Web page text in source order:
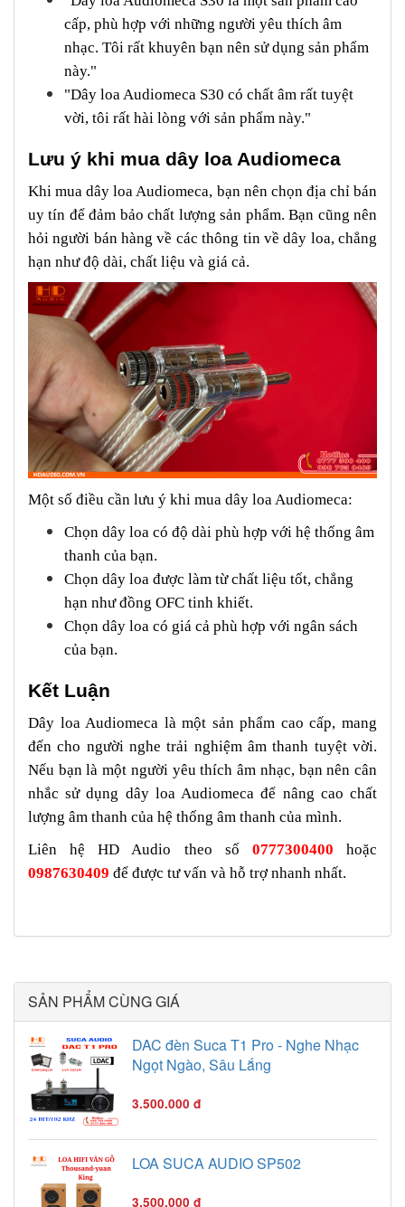
cấp, phù hợp với những người yêu thích âm
nhạc. Tôi rất khuyên bạn nên sử dụng sản phẩm
này."
"Dây loa Audiomeca S30 có chất âm rất tuyệt
vời, tôi rất hài lòng với sản phẩm này."
Lưu ý khi mua dây loa Audiomeca
Khi mua dây loa Audiomeca, bạn nên chọn địa chỉ bán
uy tín để đảm bảo chất lượng sản phẩm. Bạn cũng nên
hỏi người bán hàng về các thông tin về dây loa, chẳng
hạn như độ dài, chất liệu và giá cả.
Một số điều cần lưu ý khi mua dây loa Audiomeca:
Chọn dây loa có độ dài phù hợp với hệ thống âm
thanh của bạn.
Chọn dây loa được làm từ chất liệu tốt, chẳng
hạn như đồng OFC tinh khiết.
Chọn dây loa có giá cả phù hợp với ngân sách
của bạn.
Kết Luận
Dây loa Audiomeca là một sản phẩm cao cấp, mang
đến cho người nghe trải nghiệm âm thanh tuyệt vời.
Nếu bạn là một người yêu thích âm nhạc, bạn nên cân
nhắc sử dụng dây loa Audiomeca để nâng cao chất
lượng âm thanh của hệ thống âm thanh của mình.
Liên hệ HD Audio theo số 0777300400 hoặc
0987630409 để được tư vấn và hỗ trợ nhanh nhất.
SẢN PHẨM CÙNG GIÁ
DAC đèn Suca T1 Pro - Nghe Nhạc
Ngọt Ngào, Sâu Lắng
3.500.000 đ
LOA SUCA AUDIO SP502
3.500.000 đ